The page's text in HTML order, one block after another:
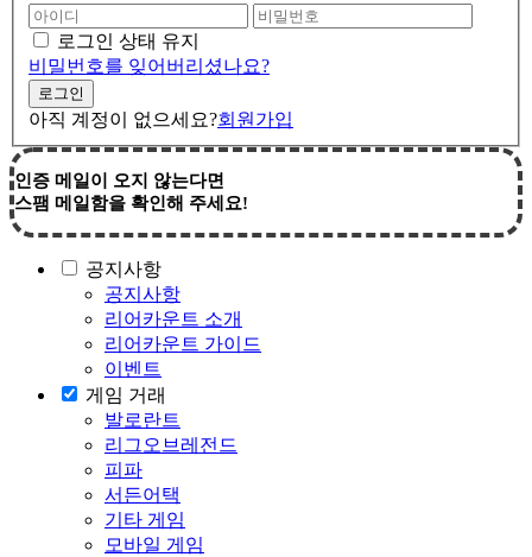
로그인 상태 유지
비밀번호를 잊어버리셨나요?
아직 계정이 없으세요?회원가입
인증 메일이 오지 않는다면
스팸 메일함을 확인해 주세요!
공지사항
공지사항
리어카운트 소개
리어카운트 가이드
이벤트
게임 거래
발로란트
리그오브레전드
피파
서든어택
기타 게임
모바일 게임